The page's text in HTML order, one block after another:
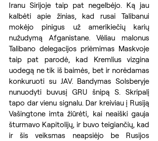
Iranu Sirijoje taip pat negelbėjo. Ką jau
kalbėti apie žinias, kad rusai Talibanui
mokėjo pinigus už amerikiečių karių
nužudymą Afganistane. Vėliau malonus
Talibano delegacijos priėmimas Maskvoje
taip pat parodė, kad Kremlius vizgina
uodegą ne tik iš baimės, bet ir norėdamas
konkuruoti su JAV. Bandymas Solsberyje
nunuodyti buvusį GRU šnipą S. Skripalį
tapo dar vienu signalu. Dar kreiviau į Rusiją
Vašingtone imta žiūrėti, kai neaiški gauja
šturmavo Kapitolijų, ir buvo teigiančių, kad
ir šis veiksmas neapsiėjo be Rusijos